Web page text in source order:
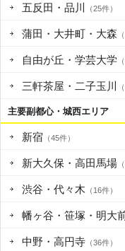
五反田・品川 （25件）
蒲田・大井町・大森
自由が丘・学芸大学
三軒茶屋・二子玉川
主要副都心・城西エリア
新宿 （45件）
新大久保・高田馬場
渋谷・代々木 （16件）
幡ヶ谷・笹塚・明大
中野・高円寺 （36件）